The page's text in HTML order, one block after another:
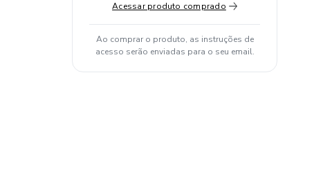
Acessar produto comprado
Ao comprar o produto, as instruções de
acesso serão enviadas para o seu email.